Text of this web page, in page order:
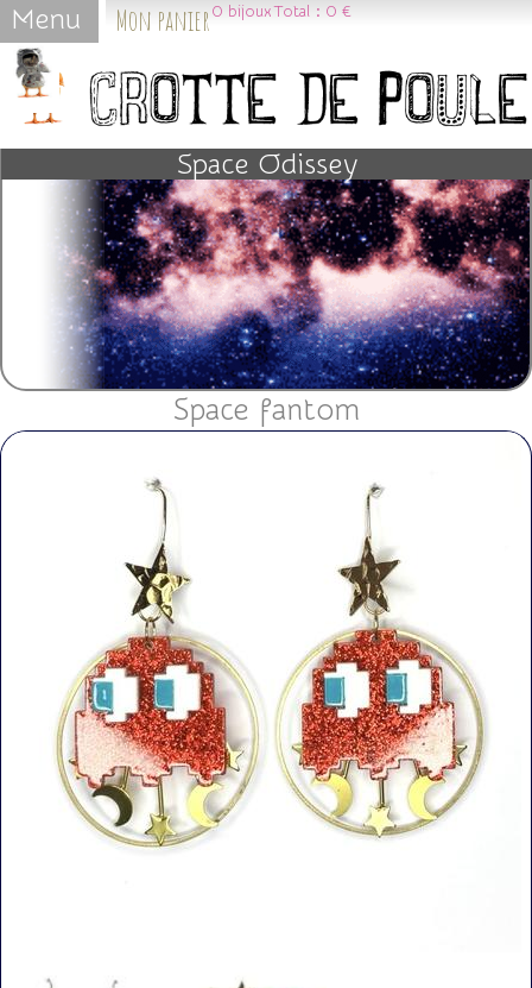
Jump to navigation
Mon panier0 bijouxTotal : 0 €
Space fantom
Space Odissey
Menu